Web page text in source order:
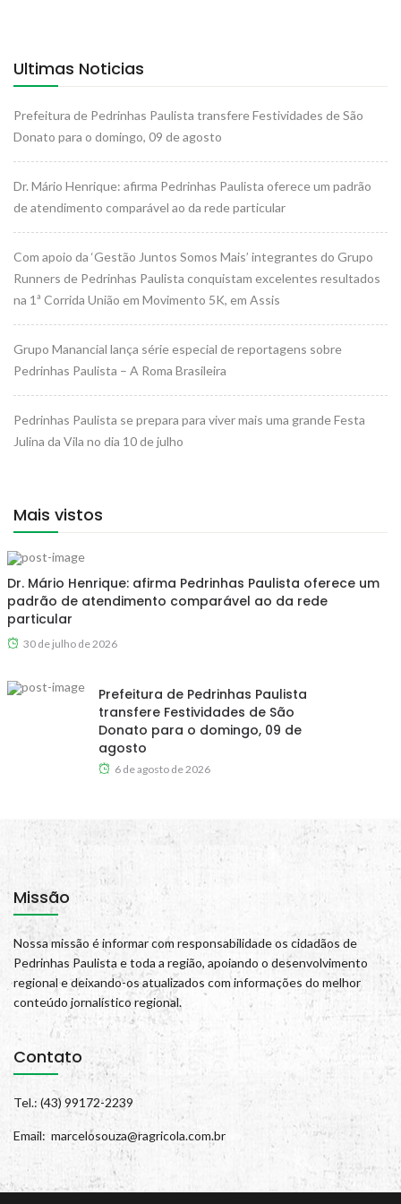
Ultimas Noticias
Prefeitura de Pedrinhas Paulista transfere Festividades de São
Donato para o domingo, 09 de agosto
Dr. Mário Henrique: afirma Pedrinhas Paulista oferece um padrão
de atendimento comparável ao da rede particular
Com apoio da ‘Gestão Juntos Somos Mais’ integrantes do Grupo
Runners de Pedrinhas Paulista conquistam excelentes resultados
na 1ª Corrida União em Movimento 5K, em Assis
Grupo Manancial lança série especial de reportagens sobre
Pedrinhas Paulista – A Roma Brasileira
Pedrinhas Paulista se prepara para viver mais uma grande Festa
Julina da Vila no dia 10 de julho
Mais vistos
Dr. Mário Henrique: afirma Pedrinhas Paulista oferece um
padrão de atendimento comparável ao da rede
particular
30 de julho de 2026
Prefeitura de Pedrinhas Paulista
transfere Festividades de São
Donato para o domingo, 09 de
agosto
6 de agosto de 2026
Missão
Nossa missão é informar com responsabilidade os cidadãos de
Pedrinhas Paulista e toda a região, apoiando o desenvolvimento
regional e deixando-os atualizados com informações do melhor
conteúdo jornalístico regional.
Contato
Tel.: (43) 99172-2239
Email: marcelosouza@ragricola.com.br